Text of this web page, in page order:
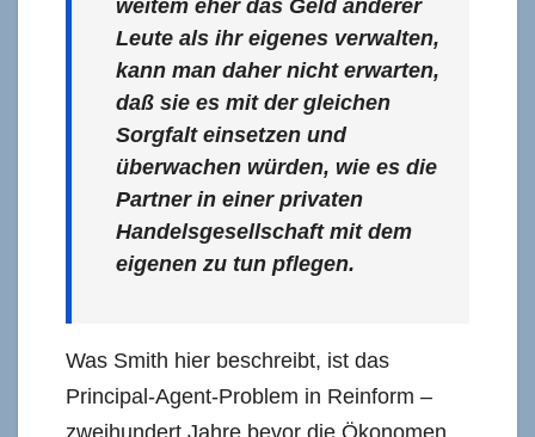
weitem eher das Geld anderer
Leute als ihr eigenes verwalten,
kann man daher nicht erwarten,
daß sie es mit der gleichen
Sorgfalt einsetzen und
überwachen würden, wie es die
Partner in einer privaten
Handelsgesellschaft mit dem
eigenen zu tun pflegen.
Was Smith hier beschreibt, ist das
Principal-Agent-Problem in Reinform –
zweihundert Jahre bevor die Ökonomen